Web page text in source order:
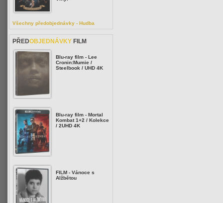
Všechny předobjednávky - Hudba
PŘEDOBJEDNÁVKY FILM
Blu-ray film - Lee
Cronin:Mumie /
Steelbook / UHD 4K
Blu-ray film - Mortal
Kombat 1+2 / Kolekce
/ 2UHD 4K
FILM - Vánoce s
Alžbětou